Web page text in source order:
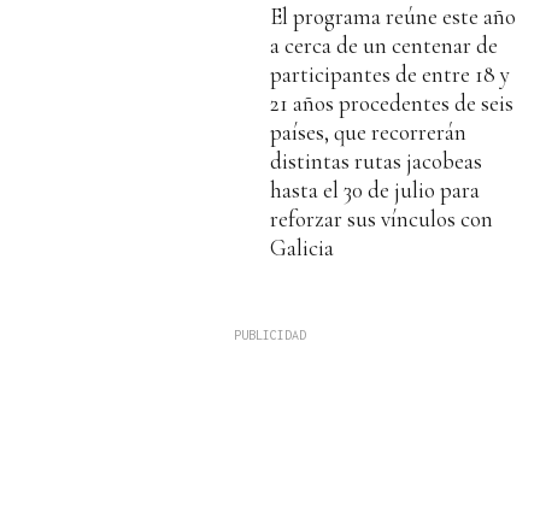
El programa reúne este año
a cerca de un centenar de
participantes de entre 18 y
21 años procedentes de seis
países, que recorrerán
distintas rutas jacobeas
hasta el 30 de julio para
reforzar sus vínculos con
Galicia